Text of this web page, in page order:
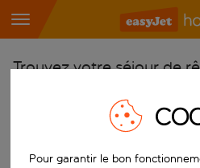
Trouvez votre séjour de
Commencez à taper pour la saisie
Choisissez votre aéroport
Vers
Pour garantir le bon